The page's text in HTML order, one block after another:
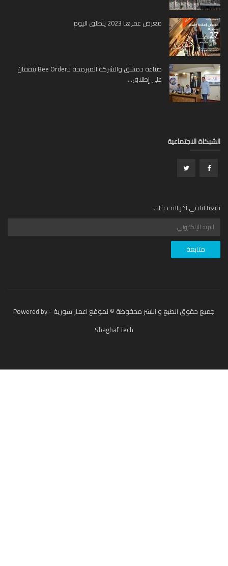
معرض عمرها 2023 ينطلق اليوم
صناعة دمشق والشركة المبرمجة لـBee Order يتفقان
على إطلاق...
الاجتماعية
لتلقي آخر التحديثات
جميع حقوق الطبع و النشر محفوظة © لموقع اعمار سورية - Powered by
Shaghaf Tech